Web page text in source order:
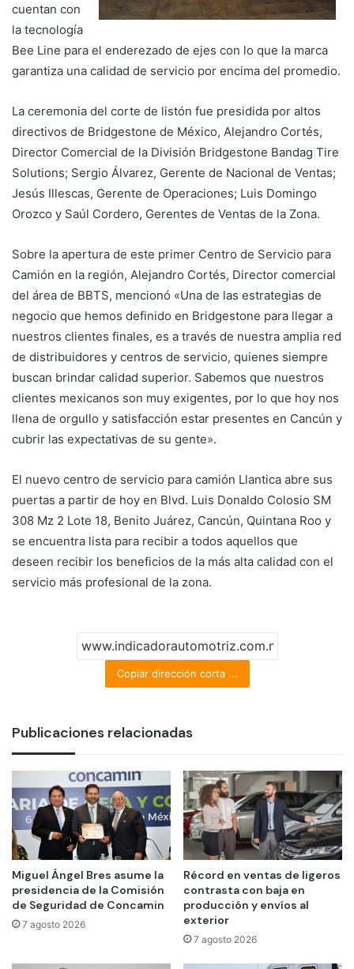
cuentan con
la tecnología
Bee Line para el enderezado de ejes con lo que la marca
garantiza una calidad de servicio por encima del promedio.
La ceremonia del corte de listón fue presidida por altos
directivos de Bridgestone de México, Alejandro Cortés,
Director Comercial de la División Bridgestone Bandag Tire
Solutions; Sergio Álvarez, Gerente de Nacional de Ventas;
Jesús Illescas, Gerente de Operaciones; Luis Domingo
Orozco y Saúl Cordero, Gerentes de Ventas de la Zona.
Sobre la apertura de este primer Centro de Servicio para
Camión en la región, Alejandro Cortés, Director comercial
del área de BBTS, mencionó «Una de las estrategias de
negocio que hemos definido en Bridgestone para llegar a
nuestros clientes finales, es a través de nuestra amplia red
de distribuidores y centros de servicio, quienes siempre
buscan brindar calidad superior. Sabemos que nuestros
clientes mexicanos son muy exigentes, por lo que hoy nos
llena de orgullo y satisfacción estar presentes en Cancún y
cubrir las expectativas de su gente».
El nuevo centro de servicio para camión Llantica abre sus
puertas a partir de hoy en Blvd. Luis Donaldo Colosio SM
308 Mz 2 Lote 18, Benito Juárez, Cancún, Quintana Roo y
se encuentra lista para recibir a todos aquellos que
deseen recibir los beneficios de la más alta calidad con el
servicio más profesional de la zona.
Copiar dirección corta ...
Publicaciones relacionadas
Miguel Ángel Bres asume la
presidencia de la Comisión
de Seguridad de Concamin
7 agosto 2026
Récord en ventas de ligeros
contrasta con baja en
producción y envíos al
exterior
7 agosto 2026